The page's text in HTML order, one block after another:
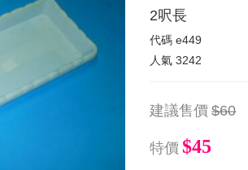
2呎長
代碼e449
人氣3242
建議售價 $60
特價 $45